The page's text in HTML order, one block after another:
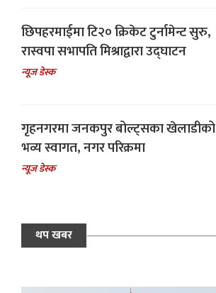
छिपहरमाईमा टि२० क्रिकेट टुर्नामेन्ट सुरु,
रास्वपा सभापति मिश्राद्वारा उद्घाटन
न्यूज डेस्क
गृहनगरमा जनकपुर बोल्ट्सका खेलाडीको
भव्य स्वागत, नगर परिक्रमा
न्यूज डेस्क
थप खबर